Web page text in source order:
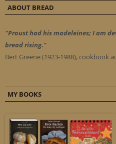
ABOUT BREAD
"Proust had his madeleines; I am
bread rising."
Bert Greene (1923-1988), cookbook
MY BOOKS